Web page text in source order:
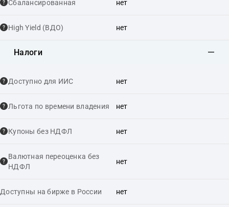
Сбалансированная нет
High Yield (ВДО) нет
Налоги
Доступно для ИИС нет
Льгота по времени владения нет
Купоны без НДФЛ нет
Валютная переоценка без
НДФЛ
нет
Доступны на бирже в России нет